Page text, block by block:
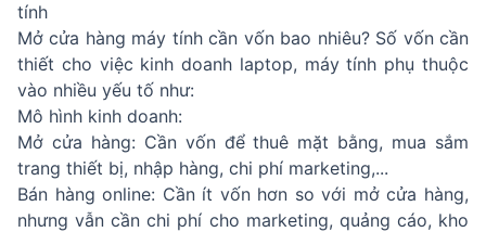
tính
Mở cửa hàng máy tính cần vốn bao nhiêu? Số vốn cần
thiết cho việc kinh doanh laptop, máy tính phụ thuộc
vào nhiều yếu tố như:
Mô hình kinh doanh:
Mở cửa hàng: Cần vốn để thuê mặt bằng, mua sắm
trang thiết bị, nhập hàng, chi phí marketing,...
Bán hàng online: Cần ít vốn hơn so với mở cửa hàng,
nhưng vẫn cần chi phí cho marketing, quảng cáo, kho